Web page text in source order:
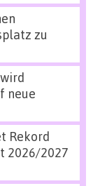
zu
neue
Rekord
2026/2027